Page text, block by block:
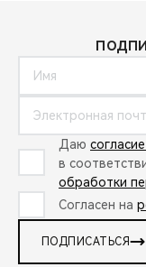
Даю
в
обработки
Согласен на
ПОДПИСАТЬСЯ